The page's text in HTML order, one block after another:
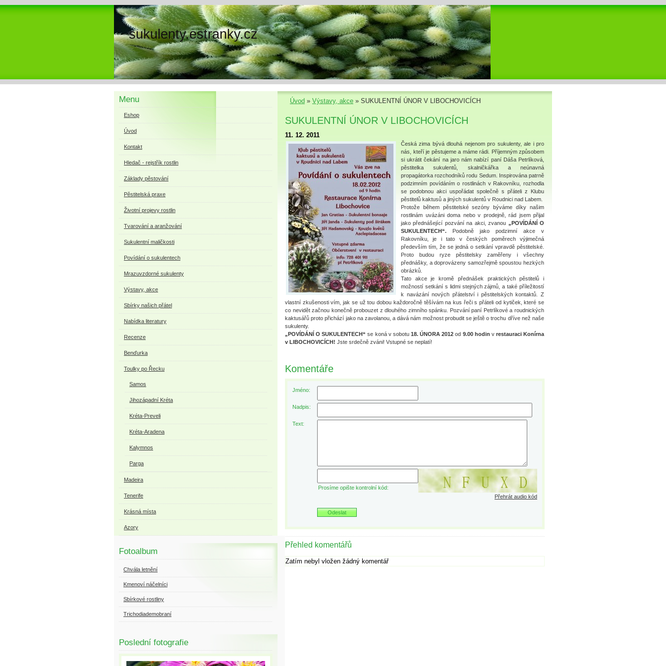
sukulenty.estranky.cz
Úvod » Výstavy, akce » SUKULENTNÍ ÚNOR V LIBOCHOVICÍCH
SUKULENTNÍ ÚNOR V LIBOCHOVICÍCH
11. 12. 2011
Česká zima bývá dlouhá nejenom pro sukulenty, ale i pro
nás, kteří je pěstujeme a máme rádi. Příjemným způsobem
si ukrátit čekání na jaro nám nabízí paní Dáša Petrlíková,
pěstitelka sukulentů, skalničkářka a neúnavná
propagátorka rozchodníků rodu Sedum. Inspirována patrně
podzimním povídáním o rostlinách v Rakovníku, rozhodla
se podobnou akci uspořádat společně s přáteli z Klubu
pěstitelů kaktusů a jiných sukulentů v Roudnici nad Labem.
Protože během pěstitelské sezóny býváme díky našim
rostlinám uvázáni doma nebo v prodejně, rád jsem přijal
jako přednášející pozvání na akci, zvanou „POVÍDÁNÍ O
SUKULENTECH“. Podobně jako podzimní akce v
Rakovníku, je i tato v českých poměrech výjimečná
především tím, že se jedná o setkání vpravdě pěstitelské.
Proto budou ryze pěstitelsky zaměřeny i všechny
přednášky, a doprovázeny samozřejmě spoustou hezkých
obrázků.
Tato akce je kromě přednášek praktických pěstitelů i
možností setkání s lidmi stejných zájmů, a také příležitostí
k navázání nových přátelství i pěstitelských kontaktů. Z
vlastní zkušenosti vím, jak se už tou dobou každoročně těšívám na kus řeči s přáteli od kytiček, které se
co nevidět začnou konečně probouzet z dlouhého zimního spánku. Pozvání paní Petrlíkové a roudnických
kaktusářů proto přichází jako na zavolanou, a dává nám možnost probudit se ještě o trochu dříve než naše
sukulenty.
„POVÍDÁNÍ O SUKULENTECH“ se koná v sobotu 18. ÚNORA 2012od 9.00 hodin v restauraci Konírna
v LIBOCHOVICÍCH! Jste srdečně zváni! Vstupné se neplatí!
Komentáře
Jméno:
Nadpis:
Text:
Prosíme opište kontrolní kód:
Přehrát audio kód
Přehled komentářů
Zatím nebyl vložen žádný komentář
Menu
Eshop
Úvod
Kontakt
Hledač - rejstřík rostlin
Základy pěstování
Pěstitelská praxe
Životní projevy rostlin
Tvarování a aranžování
Sukulentní maličkosti
Povídání o sukulentech
Mrazuvzdorné sukulenty
Výstavy, akce
Sbírky našich přátel
Nabídka literatury
Recenze
Benďurka
Toulky po Řecku
Samos
Jihozápadní Kréta
Kréta-Preveli
Kréta-Aradena
Kalymnos
Parga
Madeira
Tenerife
Krásná místa
Azory
Fotoalbum
Chvála letnění
Kmenoví náčelníci
Sbírkové rostliny
Trichodiademobraní
Poslední fotografie